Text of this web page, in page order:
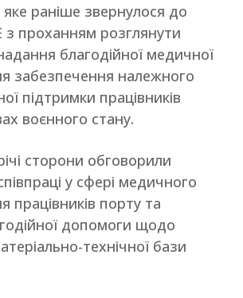
раніше звернулося до
з проханням розглянути
благодійної медичної
забезпечення належного
підтримки працівників
воєнного стану.
сторони обговорили
у сфері медичного
працівників порту та
допомоги щодо
технічної бази